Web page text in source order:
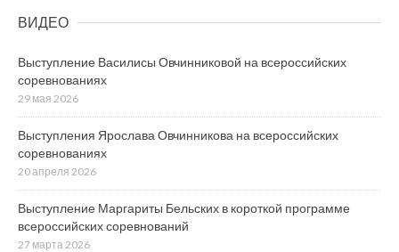
ВИДЕО
Выступление Василисы Овчинниковой на всероссийских
соревнованиях
29 мая 2026
Выступления Ярослава Овчинникова на всероссийских
соревнованиях
20 апреля 2026
Выступление Маргариты Бельских в короткой программе
всероссийских соревнований
27 марта 2026